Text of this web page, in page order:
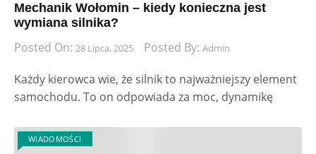
Mechanik Wołomin – kiedy konieczna jest
wymiana silnika?
Posted On: 28 Lipca, 2025 Posted By: Admin
Każdy kierowca wie, że silnik to najważniejszy element
samochodu. To on odpowiada za moc, dynamikę
WIADOMOŚCI